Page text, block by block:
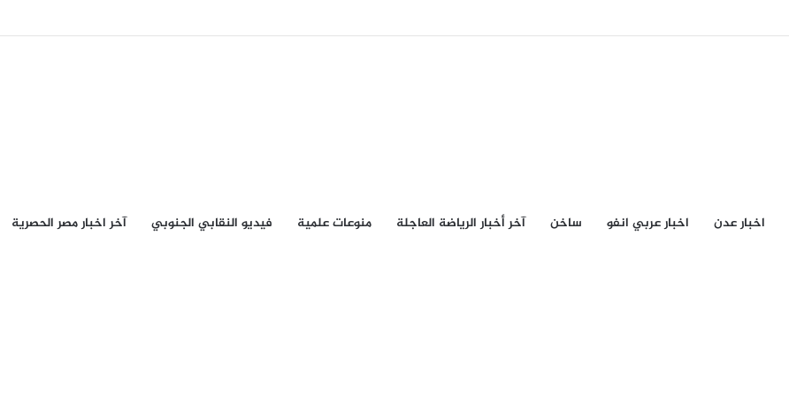
اخبار عدن اخبار عربي انفو ساخن آخر أخبار الرياضة العاجلة منوعات علمية فيديو النقابي الجنوبي آخر اخبار مصر الحصرية